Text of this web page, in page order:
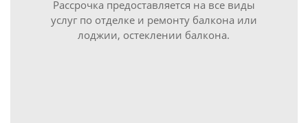
Рассрочка предоставляется на все виды
услуг по отделке и ремонту балкона или
лоджии, остеклении балкона.